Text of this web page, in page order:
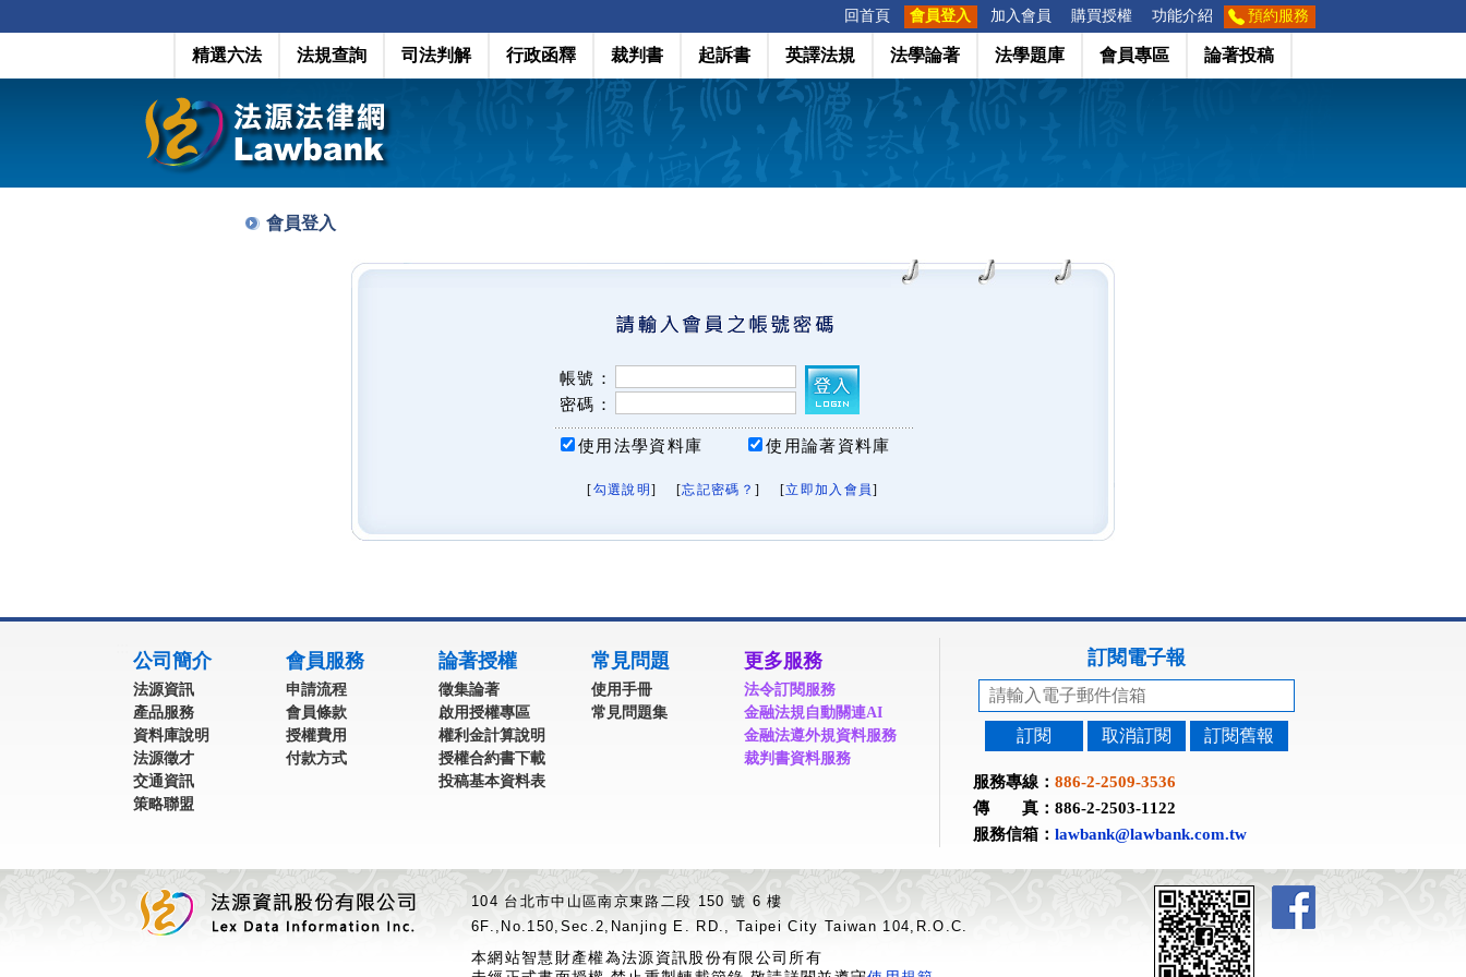
回首頁 會員登入 加入會員 購買授權 功能介紹 預約服務
精選六法 法規查詢 司法判解 行政函釋 裁判書 起訴書 英譯法規 法學論著 法學題庫 會員專區 論著投稿
會員登入
帳號：
密碼：
使用法學資料庫 使用論著資料庫
[勾選說明 ] [忘記密碼？ ] [立即加入會員]
公司簡介
法源資訊
產品服務
資料庫說明
法源徵才
交通資訊
策略聯盟
會員服務
申請流程
會員條款
授權費用
付款方式
論著授權
徵集論著
啟用授權專區
權利金計算說明
授權合約書下載
投稿基本資料表
常見問題
使用手冊
常見問題集
更多服務
法令訂閱服務
金融法規自動關連AI
金融法遵外規資料服務
裁判書資料服務
訂閱電子報
訂閱 取消訂閱 訂閱舊報
服務專線： 886-2-2509-3536
傳 真：886-2-2503-1122
服務信箱： lawbank@lawbank.com.tw
104 台北市中山區南京東路二段 150 號 6 樓
6F.,No.150,Sec.2,Nanjing E. RD., Taipei City Taiwan 104,R.O.C.
本網站智慧財產權為法源資訊股份有限公司所有